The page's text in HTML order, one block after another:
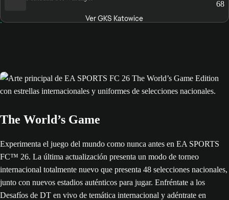
68
Ver GKS Katowice
The World’s Game
Experimenta el juego del mundo como nunca antes en EA SPORTS
FC™ 26. La última actualización presenta un modo de torneo
internacional totalmente nuevo que presenta 48 selecciones nacionales,
junto con nuevos estadios auténticos para jugar. Enfréntate a los
Desafíos de DT en vivo de temática internacional y adéntrate en